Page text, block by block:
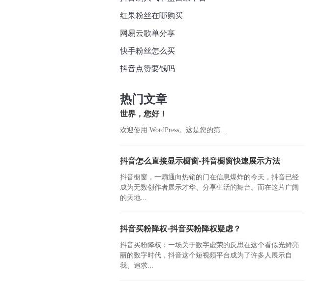
红果粉丝在哪购买
网易云歌单分享
快手粉丝怎么买
抖音点赞要钱吗
热门文章
世界，您好！
欢迎使用 WordPress。这是您的第…
抖音怎么直接显示橱窗-抖音橱窗快速展示方法
抖音橱窗，一扇通向热销的门在信息爆炸的今天，抖音已经
成为无数创作者展示才华、分享生活的舞台。而在这片广阔
的天地...
抖音买粉降权-抖音买粉降权疑虑？
抖音买粉降权：一场关于数字虚荣的反思在这个看似光鲜亮
丽的数字时代，抖音这个短视频平台成为了许多人展示自
我、追求...